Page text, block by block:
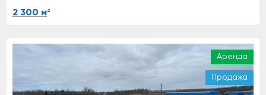
2 300 м2
Аренда
Продажа